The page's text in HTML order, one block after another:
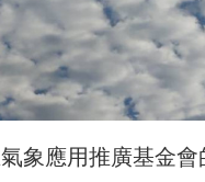
象應用推廣基金